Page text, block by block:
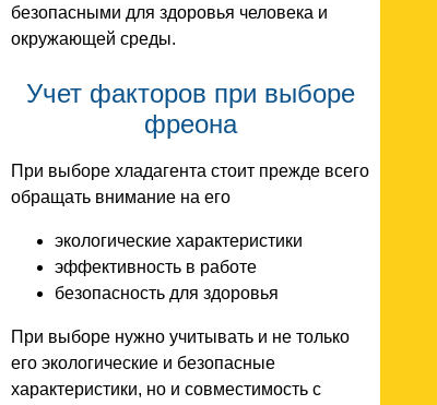
безопасными для здоровья человека и
окружающей среды.
Учет факторов при выборе
фреона
При выборе хладагента стоит прежде всего
обращать внимание на его
экологические характеристики
эффективность в работе
безопасность для здоровья
При выборе нужно учитывать и не только
его экологические и безопасные
характеристики, но и совместимость с